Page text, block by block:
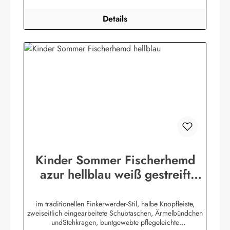
Details
Kinder Sommer Fischerhemd
azur hellblau weiß gestreift
im traditionellen Finkerwerder-Stil, halbe Knopfleiste,
zweiseitlich eingearbeitete Schubtaschen, Ärmelbündchen
undStehkragen, buntgewebte pflegeleichte